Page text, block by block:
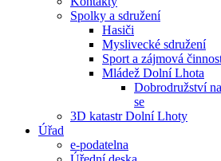
Spolky a sdružení
Hasiči
Myslivecké sdružení
Sport a zájmová
Mládež Dolní Lhota
Dobrodružství
se
3D katastr Dolní Lhoty
Úřad
e-podatelna